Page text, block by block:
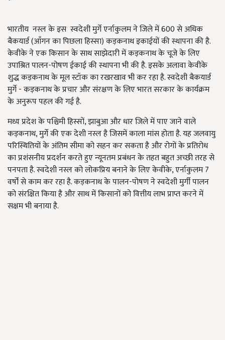
भारतीय नस्ल के इस स्वदेशी मुर्गे एर्नाकुलम ने जिले में 600 से अधिक
बैकयार्ड (आँगन का पिछला हिस्सा) कड़कनाथ इकाईयों की स्थापना की है.
केवीके ने एक किसान के साथ साझेदारी में कड़कनाथ के चूजे के लिए
उपाश्रित पालन-पोषण ईकाई की स्थापना भी की है. इसके अलावा केवीके
शुद्ध कड़कनाथ के मूल स्टॉक का रखरखाव भी कर रहा है. स्वदेशी बैकयार्ड
मुर्गे - कड़कनाथ के प्रचार और संरक्षण के लिए भारत सरकार के कार्यक्रम
के अनुरूप पहल की गई है.
मध्य प्रदेश के पश्चिमी हिस्सों, झाबुआ और धार जिले में पाए जाने वाले
कड़कनाथ, मुर्गे की एक देशी नस्ल है जिसमें काला मांस होता है. यह जलवायु
परिस्थितियों के अंतिम सीमा को सहन कर सकता है और रोगों के प्रतिरोध
का प्रशंसनीय प्रदर्शन करते हुए न्यूनतम प्रबंधन के तहत बहुत अच्छी तरह से
पनपता है. स्वदेशी नस्ल को लोकप्रिय बनाने के लिए केवीके, एर्नाकुलम 7
वर्षों से काम कर रहा है. कड़कनाथ के पालन-पोषण ने स्वदेशी मुर्गी पालन
को संरक्षित किया है और साथ में किसानों को वित्तीय लाभ प्राप्त करने में
सक्षम भी बनाया है.